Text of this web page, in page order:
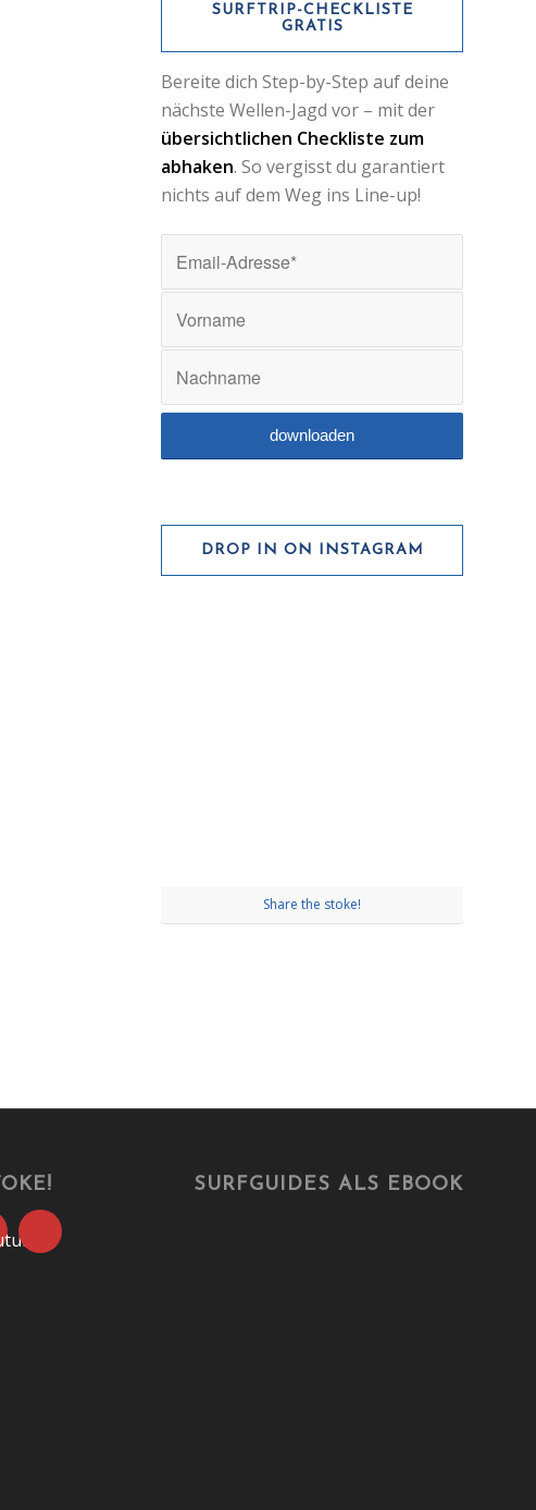
SURFTRIP-CHECKLISTE
GRATIS
Bereite dich Step-by-Step auf deine
nächste Wellen-Jagd vor – mit der
übersichtlichen Checkliste zum
abhaken. So vergisst du garantiert
nichts auf dem Weg ins Line-up!
DROP IN ON INSTAGRAM
Share the stoke!
SURFGUIDES ALS EBOOK